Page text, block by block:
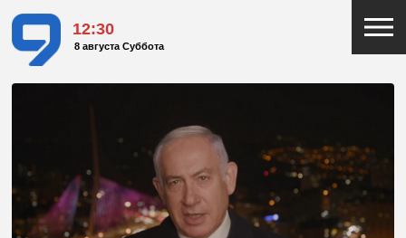
12:30
8 августа Суббота